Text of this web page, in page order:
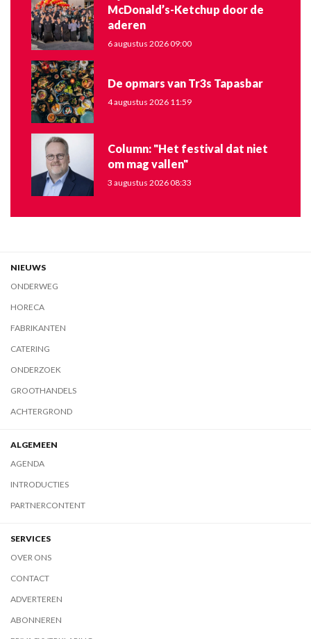
McDonald’s-Ketchup door de
aderen
6 augustus 2026 09:00
De opmars van Tr3s Tapasbar
4 augustus 2026 11:59
Column: "Het festival dat niet
om mag vallen"
3 augustus 2026 08:33
NIEUWS
ONDERWEG
HORECA
FABRIKANTEN
CATERING
ONDERZOEK
GROOTHANDELS
ACHTERGROND
ALGEMEEN
AGENDA
INTRODUCTIES
PARTNERCONTENT
SERVICES
OVER ONS
CONTACT
ADVERTEREN
ABONNEREN